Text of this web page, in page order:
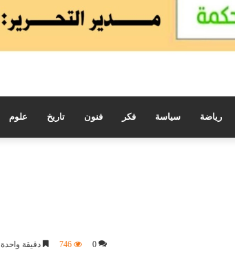
رياضة سياسة فكر فنون تاريخ علوم
0
746 دقيقة واحدة